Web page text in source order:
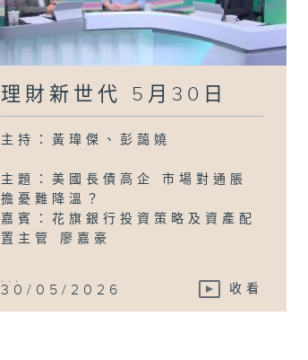
理財新世代 5月30日
主持：黃瑋傑、彭藹嬈
主題：美國長債高企 市場對通脹
擔憂難降溫？
嘉賓：花旗銀行投資策略及資產配
置主管 廖嘉豪
...
30/05/2026 收看